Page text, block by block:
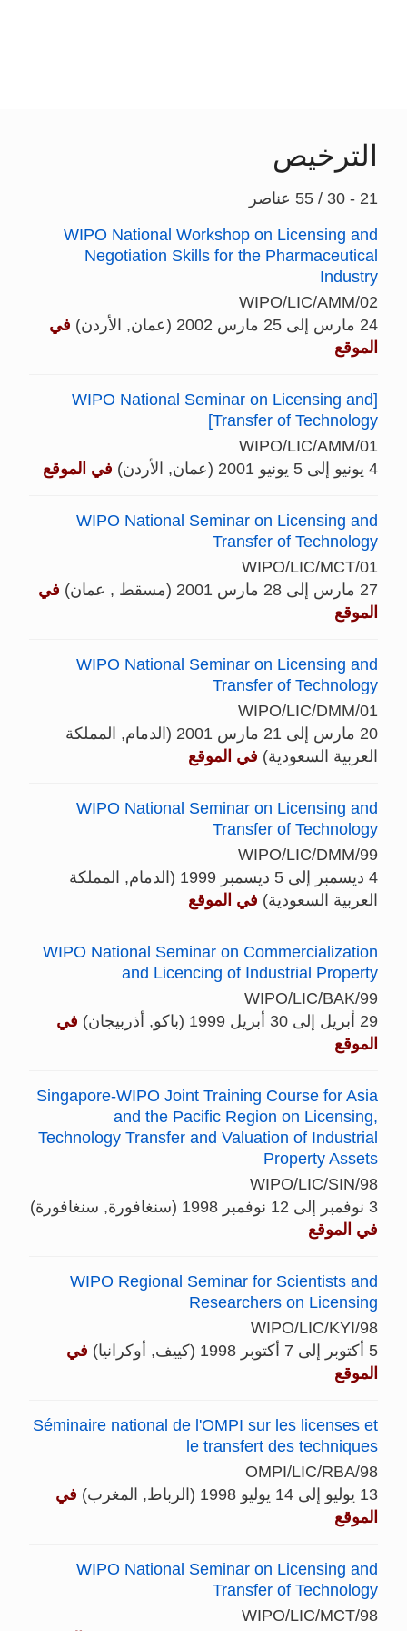
الترخيص
21 - 30 / 55 عناصر
WIPO National Workshop on Licensing and
Negotiation Skills for the Pharmaceutical
Industry
WIPO/LIC/AMM/02
24 مارس إلى 25 مارس 2002 (عمان, الأردن)
في
الموقع
[WIPO National Seminar on Licensing and
Transfer of Technology]
WIPO/LIC/AMM/01
4 يونيو إلى 5 يونيو 2001 (عمان, الأردن)
في الموقع
WIPO National Seminar on Licensing and
Transfer of Technology
WIPO/LIC/MCT/01
27 مارس إلى 28 مارس 2001 (مسقط , عمان)
في
الموقع
WIPO National Seminar on Licensing and
Transfer of Technology
WIPO/LIC/DMM/01
20 مارس إلى 21 مارس 2001 (الدمام, المملكة
العربية السعودية) في الموقع
WIPO National Seminar on Licensing and
Transfer of Technology
WIPO/LIC/DMM/99
4 ديسمبر إلى 5 ديسمبر 1999 (الدمام, المملكة
العربية السعودية) في الموقع
WIPO National Seminar on Commercialization
and Licencing of Industrial Property
WIPO/LIC/BAK/99
29 أبريل إلى 30 أبريل 1999 (باكو, أذربيجان)
في
الموقع
Singapore-WIPO Joint Training Course for Asia
and the Pacific Region on Licensing,
Technology Transfer and Valuation of Industrial
Property Assets
WIPO/LIC/SIN/98
3 نوفمبر إلى 12 نوفمبر 1998 (سنغافورة, سنغافورة)
في الموقع
WIPO Regional Seminar for Scientists and
Researchers on Licensing
WIPO/LIC/KYI/98
5 أكتوبر إلى 7 أكتوبر 1998 (كييف, أوكرانيا)
في
الموقع
Séminaire national de l'OMPI sur les licenses et
le transfert des techniques
OMPI/LIC/RBA/98
13 يوليو إلى 14 يوليو 1998 (الرباط, المغرب)
في
الموقع
WIPO National Seminar on Licensing and
Transfer of Technology
WIPO/LIC/MCT/98